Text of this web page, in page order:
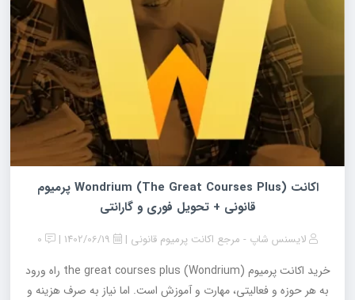
اکانت Wondrium (The Great Courses Plus) پرمیوم
قانونی + تحویل فوری و گارانتی
لایسنس شاپ - مرجع اکانت پرمیوم قانونی
خرید اکانت پرمیوم the great courses plus (Wondrium) راه ورود
به هر حوزه و فعالیتی، مهارت و آموزش است. اما نیاز به صرف هزینه و